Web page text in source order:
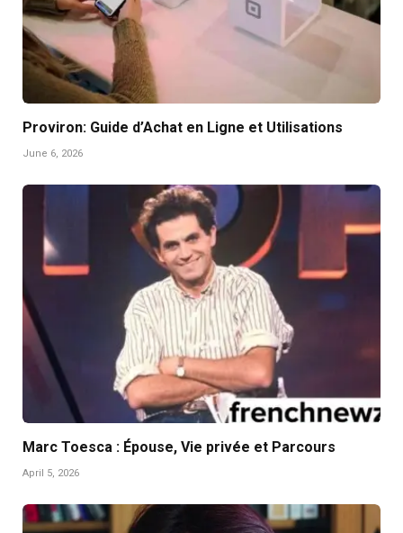
Proviron: Guide d’Achat en Ligne et Utilisations
June 6, 2026
Marc Toesca : Épouse, Vie privée et Parcours
April 5, 2026